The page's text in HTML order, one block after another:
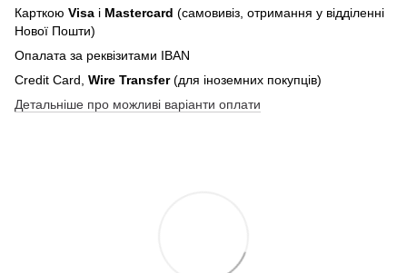
Карткою Visa і Mastercard (самовивіз, отримання у відділенні
Нової Пошти)
Опалата за реквізитами IBAN
Credit Card, Wire Transfer(для іноземних покупців)
Детальніше про можливі варіанти оплати